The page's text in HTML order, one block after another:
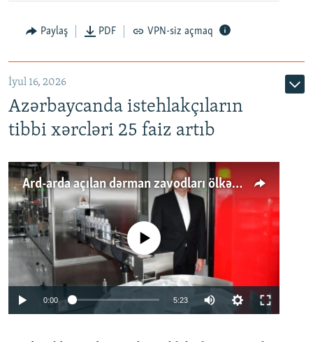
Paylaş PDF VPN-siz açmaq
İyul 16, 2026
Azərbaycanda istehlakçıların
tibbi xərcləri 25 faiz artıb
Ard-arda açılan dərman zavodları ölkənin tələbatını ödəyirmi?
No media source currently available
0:00 5:23